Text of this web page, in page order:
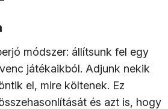
módszer: állítsunk fel egy
játékaikból. Adjunk nekik
el, mire költenek. Ez
és azt is, hogy